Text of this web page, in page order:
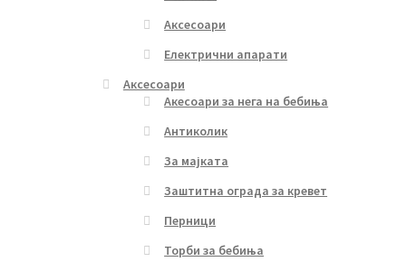
Аксесоари
Електрични апарати
Аксесоари
Акесоари за нега на бебиња
Антиколик
За мајката
Заштитна ограда за кревет
Перници
Торби за бебиња